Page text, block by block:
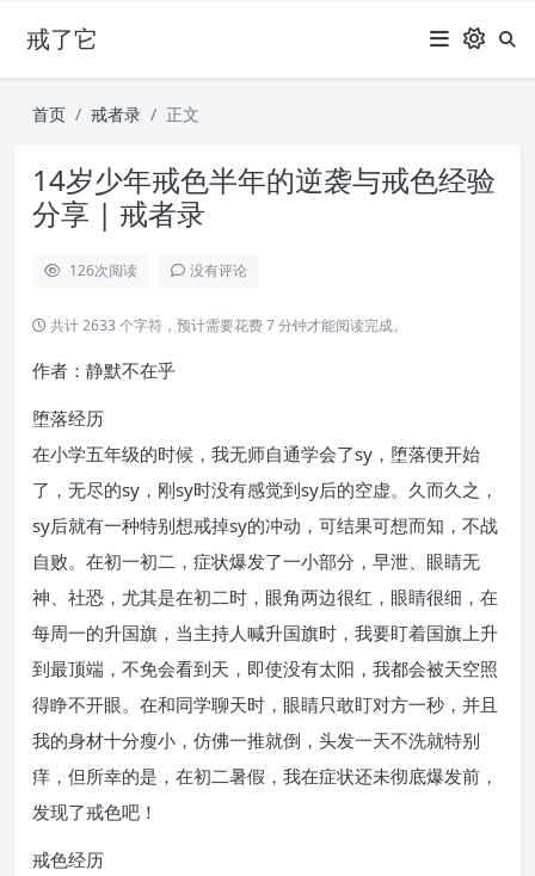
戒了它
首页 戒者录 正文
14岁少年戒色半年的逆袭与戒色经验
分享 | 戒者录
126次阅读 没有评论
共计 2633 个字符，预计需要花费 7 分钟才能阅读完成。
作者：静默不在乎
堕落经历
在小学五年级的时候，我无师自通学会了sy，堕落便开始
了，无尽的sy，刚sy时没有感觉到sy后的空虚。久而久之，
sy后就有一种特别想戒掉sy的冲动，可结果可想而知，不战
自败。在初一初二，症状爆发了一小部分，早泄、眼睛无
神、社恐，尤其是在初二时，眼角两边很红，眼睛很细，在
每周一的升国旗，当主持人喊升国旗时，我要盯着国旗上升
到最顶端，不免会看到天，即使没有太阳，我都会被天空照
得睁不开眼。在和同学聊天时，眼睛只敢盯对方一秒，并且
我的身材十分瘦小，仿佛一推就倒，头发一天不洗就特别
痒，但所幸的是，在初二暑假，我在症状还未彻底爆发前，
发现了戒色吧！
戒色经历